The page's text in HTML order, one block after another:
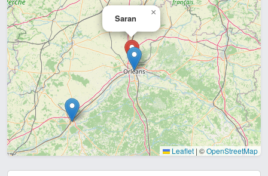
Saran
×
Leaflet | ©OpenStreetMap